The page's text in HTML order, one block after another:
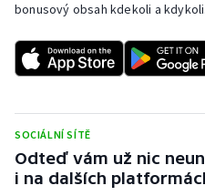
Short track
Sportovní střelba
Triatlon
Veslování
bonusový obsah kdekoli a kdykoli.
SOCIÁLNÍ SÍTĚ
Odteď vám už nic
i na dalších